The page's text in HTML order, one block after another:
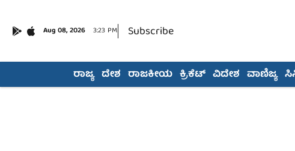
Aug 08, 2026 3:23 PM Subscribe
ರಾಜ್ಯ ದೇಶ ರಾಜಕೀಯ ಕ್ರಿಕೆಟ್ ವಿದೇಶ ವಾಣಿಜ್ಯ